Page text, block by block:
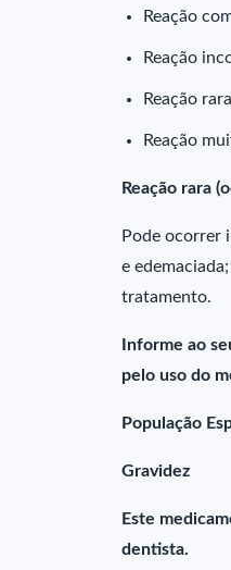
Reação
Reação
Reação
Reação
Reação rara
Pode ocorrer
e
tratamento.
Informe ao
pelo uso do
População
Gravidez
Este
dentista.